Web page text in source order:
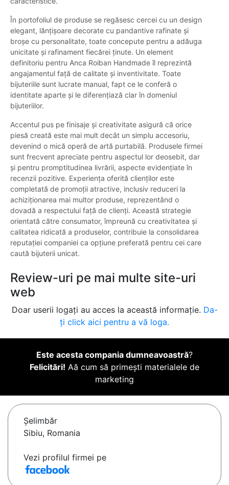
În portofoliul de produse se regăsesc cercei cu un design
elegant, lănțișoare decorate cu pandantive rafinate și
broșe cu personalitate, toate concepute pentru a adăuga
unicitate și rafinament fiecărei ținute. Un element
definitoriu pentru Anca Roiban Handmade îl reprezintă
angajamentul față de calitate și inventivitate. Toate
bijuteriile sunt lucrate manual, fapt ce le conferă o
identitate aparte și le diferențiază clar în domeniul
bijuteriilor.
Accentul pus pe finisaje și creativitate asigură că orice
piesă creată este mai mult decât un simplu accesoriu,
devenind o mică operă de artă purtabilă. Produsele firmei
sunt frecvent apreciate pentru aspectul lor deosebit, dar
și pentru promptitudinea livrării, aspecte evidențiate în
recenzii pozitive. Experiența oferită clienților este
completată de promoții atractive, inclusiv reduceri la
achiziționarea mai multor produse, reprezentând o
dovadă a respectului față de clienți. Această strategie
orientată către consumator, împreună cu creativitatea și
calitatea ridicată a produselor, contribuie la consolidarea
reputației companiei ca opțiune preferată pentru cei care
caută bijuterii unicat.
Review-uri pe mai multe site-uri
web
Doar userii logați au acces la această informație. Da-
ți click aici pentru a vă loga.
Este acesta compania dumneavoastră?
Felicitări! Aă cum să primești materialele de
marketing
Şelimbăr
Sibiu, Romania
Vezi profilul firmei pe